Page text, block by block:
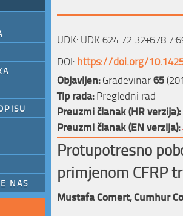
NAS
UDK: UDK
DOI:https://doi.org/
Objavljen:Građevinar65
Tip rada:Pregledni rad
Preuzmi članak (HR verzija):
Preuzmi članak (EN verzija):
Protupotresno
primjenom CFRP
Mustafa Comert,Cumhur